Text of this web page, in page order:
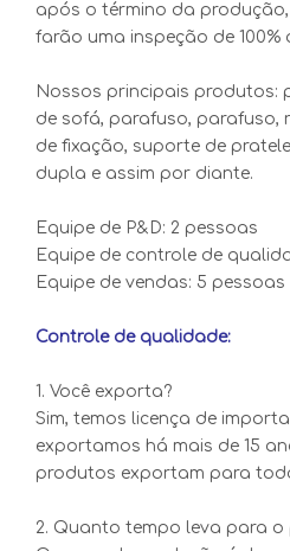
após o término da
farão uma inspeção de 100%
Nossos principais produtos:
de sofá, parafuso, parafuso,
de fixação, suporte de
dupla e assim por diante.
Equipe de P&D: 2 pessoas
Equipe de controle de
Equipe de vendas: 5 pessoas
Controle de qualidade:
1. Você exporta?
Sim, temos licença de
exportamos há mais de 15
produtos exportam para
2. Quanto tempo leva para